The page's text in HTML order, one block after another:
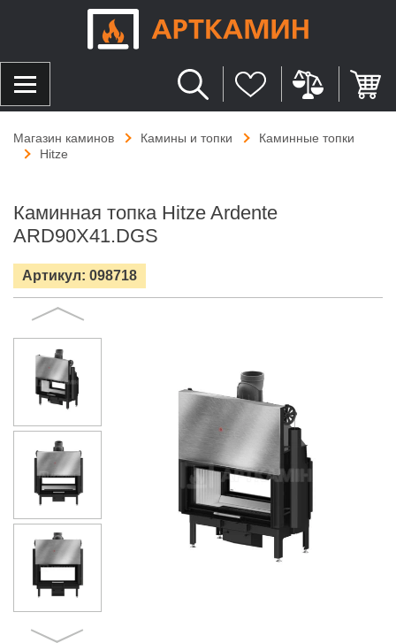
Магазин каминов Камины и топки
Каминные топки
Hitze
Каминная топка Hitze Ardente
ARD90X41.DGS
Артикул: 098718